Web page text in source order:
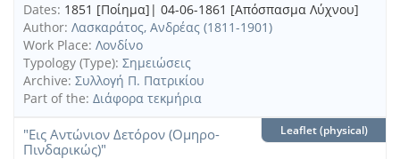
Dates: 1851 [Ποίημα]| 04-06-1861 [Απόσπασμα Λύχνου]
Author: Λασκαράτος, Ανδρέας (1811-1901)
Work Place: Λονδίνο
Typology (Type): Σημειώσεις
Archive: Συλλογή Π. Πατρικίου
Part of the: Διάφορα τεκμήρια
"Εις Αντώνιον Δετόρον (Ομηρο-
Πινδαρικώς)"
Leaflet (physical)